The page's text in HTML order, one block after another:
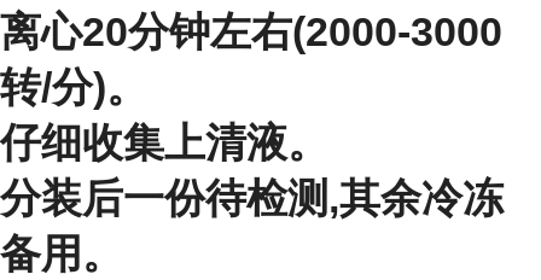
离心20分钟左右(2000-3000
转/分)。
仔细收集上清液。
分装后一份待检测,其余冷冻
备用。